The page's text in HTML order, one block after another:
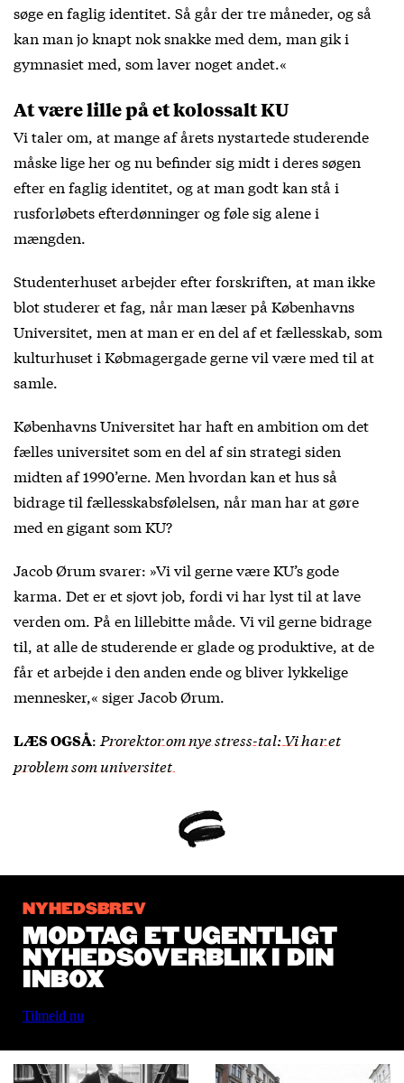
søge en faglig identitet. Så går der tre måneder, og så
kan man jo knapt nok snakke med dem, man gik i
gymnasiet med, som laver noget andet.«
At være lille på et kolossalt KU
Vi taler om, at mange af årets nystartede studerende
måske lige her og nu befinder sig midt i deres søgen
efter en faglig identitet, og at man godt kan stå i
rusforløbets efterdønninger og føle sig alene i
mængden.
Studenterhuset arbejder efter forskriften, at man ikke
blot studerer et fag, når man læser på Københavns
Universitet, men at man er en del af et fællesskab, som
kulturhuset i Købmagergade gerne vil være med til at
samle.
Københavns Universitet har haft en ambition om det
fælles universitet som en del af sin strategi siden
midten af 1990’erne. Men hvordan kan et hus så
bidrage til fællesskabsfølelsen, når man har at gøre
med en gigant som KU?
Jacob Ørum svarer: »Vi vil gerne være KU’s gode
karma. Det er et sjovt job, fordi vi har lyst til at lave
verden om. På en lillebitte måde. Vi vil gerne bidrage
til, at alle de studerende er glade og produktive, at de
får et arbejde i den anden ende og bliver lykkelige
mennesker,« siger Jacob Ørum.
LÆS OGSÅ: Prorektor om nye stress-tal: Vi har et
problem som universitet
NYHEDSBREV
MODTAG ET UGENTLIGT
NYHEDSOVERBLIK I DIN
INBOX
Tilmeld nu